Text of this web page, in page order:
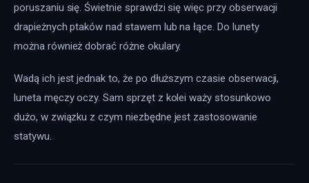
poruszaniu się. Świetnie sprawdzi się więc przy obserwacji
drapieżnych ptaków nad stawem lub na łące. Do lunety
można również dobrać różne okulary.
Wadą ich jest jednak to, że po dłuższym czasie obserwacji,
luneta męczy oczy. Sam sprzęt z kolei waży stosunkowo
dużo, w związku z czym niezbędne jest zastosowanie
statywu.